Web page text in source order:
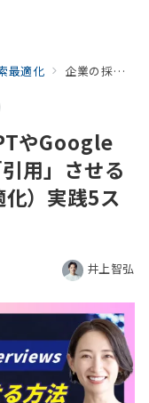
最適化 企業の採用情報をChatGPTやGoogle AI Overviewsに正しく「引用」させるためのLLMO（生成AI最適化）実践5ステップ
やGoogle
用」させる
）実践5ス
井上智弘